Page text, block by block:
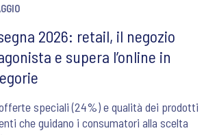
2026: retail, il negozio
e supera l’online in
speciali (24%) e qualità dei prodotti
che guidano i consumatori alla scelta